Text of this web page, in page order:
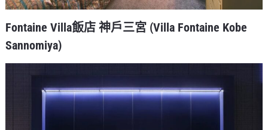
Fontaine Villa飯店 神戶三宮 (Villa Fontaine Kobe
Sannomiya)